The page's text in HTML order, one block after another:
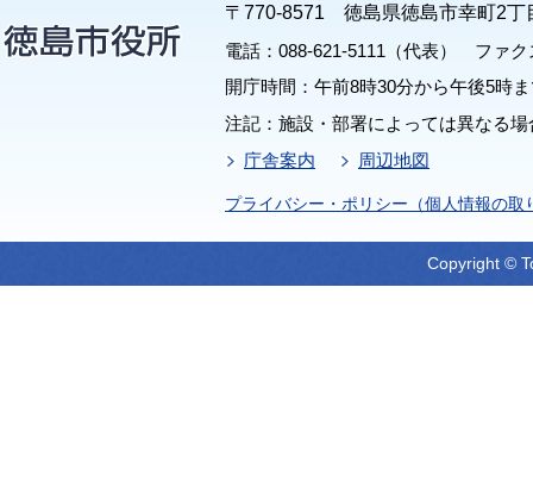
〒770-8571 徳島県徳島市幸町2丁
電話：088-621-5111（代表） ファク
開庁時間：午前8時30分から午後5時
注記：施設・部署によっては異なる
庁舎案内
周辺地図
プライバシー・ポリシー（個人情報の取
Copyright ©